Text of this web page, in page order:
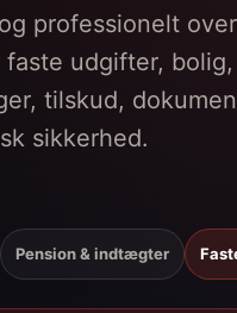
professionelt
faste udgifter,
tilskud,
sikkerhed.
Pension & indtægter